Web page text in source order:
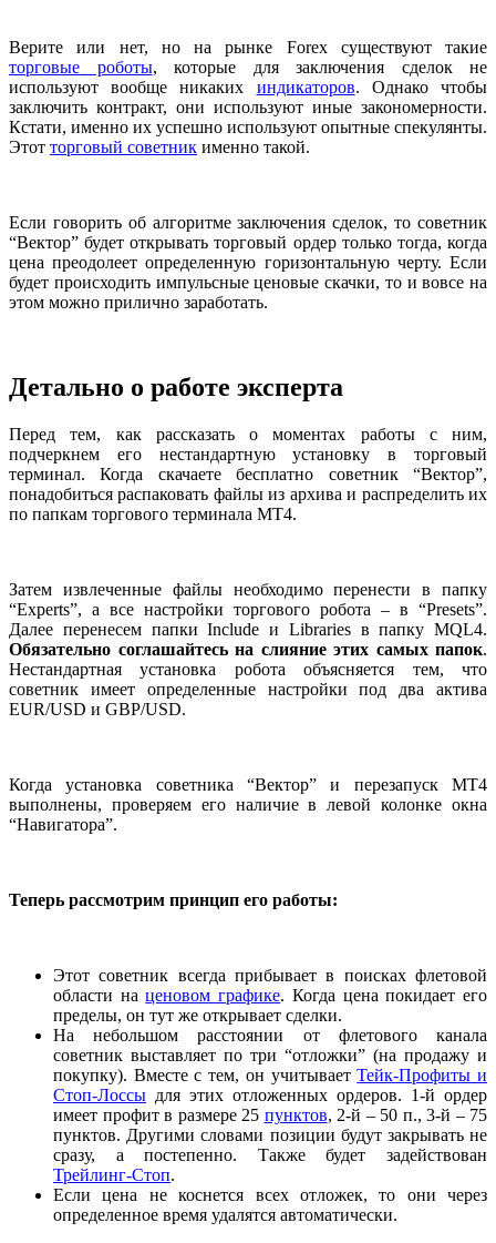
Верите или нет, но на рынке Forex существуют такие
торговые роботы, которые для заключения сделок не
используют вообще никаких индикаторов. Однако чтобы
заключить контракт, они используют иные закономерности.
Кстати, именно их успешно используют опытные спекулянты.
Этот торговый советник именно такой.
Если говорить об алгоритме заключения сделок, то советник
“Вектор” будет открывать торговый ордер только тогда, когда
цена преодолеет определенную горизонтальную черту. Если
будет происходить импульсные ценовые скачки, то и вовсе на
этом можно прилично заработать.
Детально о работе эксперта
Перед тем, как рассказать о моментах работы с ним,
подчеркнем его нестандартную установку в торговый
терминал. Когда скачаете бесплатно советник “Вектор”,
понадобиться распаковать файлы из архива и распределить их
по папкам торгового терминала МТ4.
Затем извлеченные файлы необходимо перенести в папку
“Experts”, а все настройки торгового робота – в “Presets”.
Далее перенесем папки Include и Libraries в папку MQL4.
Обязательно соглашайтесь на слияние этих самых папок.
Нестандартная установка робота объясняется тем, что
советник имеет определенные настройки под два актива
EUR/USD и GBP/USD.
Когда установка советника “Вектор” и перезапуск МТ4
выполнены, проверяем его наличие в левой колонке окна
“Навигатора”.
Теперь рассмотрим принцип его работы:
Этот советник всегда прибывает в поисках флетовой
области наценовом графике. Когда цена покидает его
пределы, он тут же открывает сделки.
На небольшом расстоянии от флетового канала
советник выставляет по три “отложки” (на продажу и
покупку). Вместе с тем, он учитываетТейк-Профиты и
Стоп-Лоссы для этих отложенных ордеров. 1-й ордер
имеет профит в размере 25 пунктов, 2-й – 50 п., 3-й – 75
пунктов. Другими словами позиции будут закрывать не
сразу, а постепенно. Также будет задействован
Трейлинг-Стоп.
Если цена не коснется всех отложек, то они через
определенное время удалятся автоматически.